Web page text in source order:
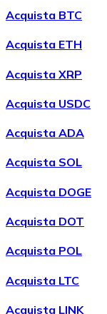
Acquista BTC
Acquista ETH
Acquista XRP
Acquista USDC
Acquista ADA
Acquista SOL
Acquista DOGE
Acquista DOT
Acquista POL
Acquista LTC
Acquista LINK